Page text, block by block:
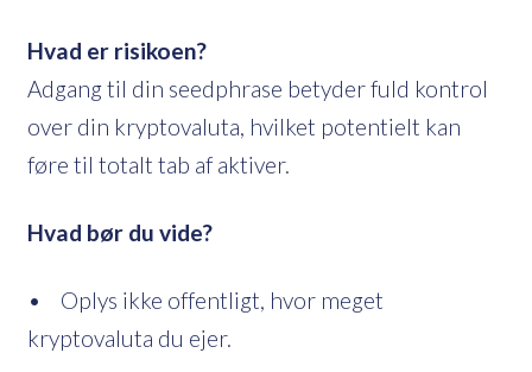
Hvad er risikoen?
Adgang til din seedphrase betyder fuld kontrol
over din kryptovaluta, hvilket potentielt kan
føre til totalt tab af aktiver.
Hvad bør du vide?
• Oplys ikke offentligt, hvor meget
kryptovaluta du ejer.